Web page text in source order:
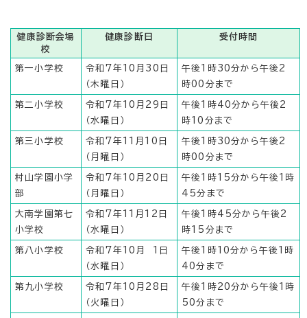
健康診断会場
校
健康診断日 受付時間
第一小学校
令和7年10月30日
（木曜日）
午後1時30分から午後2
時00分まで
第二小学校
令和7年10月29日
（水曜日）
午後1時40分から午後2
時10分まで
第三小学校
令和7年11月10日
（月曜日）
午後1時30分から午後2
時00分まで
村山学園小学
部
令和7年10月20日
（月曜日）
午後1時15分から午後1時
45分まで
大南学園第七
小学校
令和7年11月12日
（水曜日）
午後1時45分から午後2
時15分まで
第八小学校
令和7年10月 1日
（水曜日）
午後1時10分から午後1時
40分まで
第九小学校
令和7年10月28日
（火曜日）
午後1時20分から午後1時
50分まで